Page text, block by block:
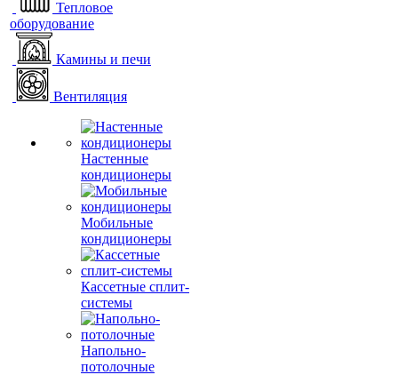
Тепловое
оборудование
Камины и печи
Вентиляция
Настенные
кондиционеры
Мобильные
кондиционеры
Кассетные сплит-
системы
Напольно-
потолочные